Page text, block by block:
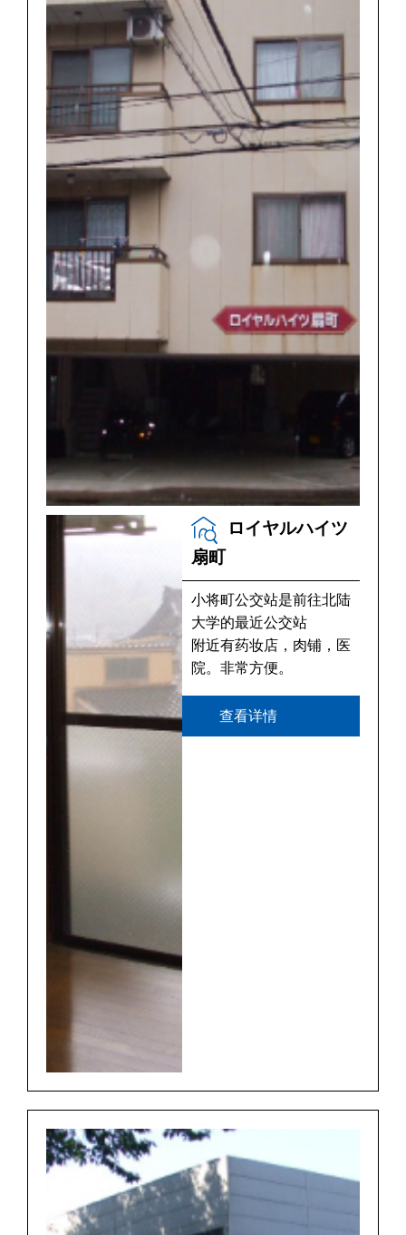
ロイヤルハイツ
扇町
小将町公交站是前往北陆
大学的最近公交站
附近有药妆店，肉铺，医
院。非常方便。
查看详情